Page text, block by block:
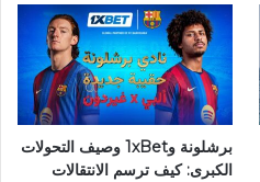
برشلونة و1xBet وصيف التحولات
الكبرى: كيف ترسم الانتقالات